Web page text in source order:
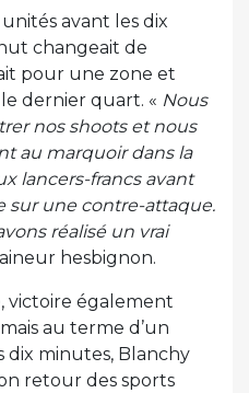
avant les dix
changeait de
pour une zone et
dernier quart. « Nous
nos shoots et nous
au marquoir dans la
lancers-francs avant
sur une contre-attaque.
réalisé un vrai
hesbignon.
victoire également
au terme d’un
dix minutes, Blanchy
retour des sports